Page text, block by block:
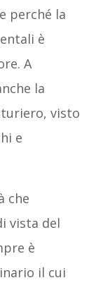
perché la
è
A
la
visto
e
che
vista del
è
il cui